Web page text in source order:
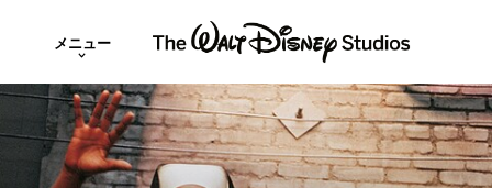
メニュー